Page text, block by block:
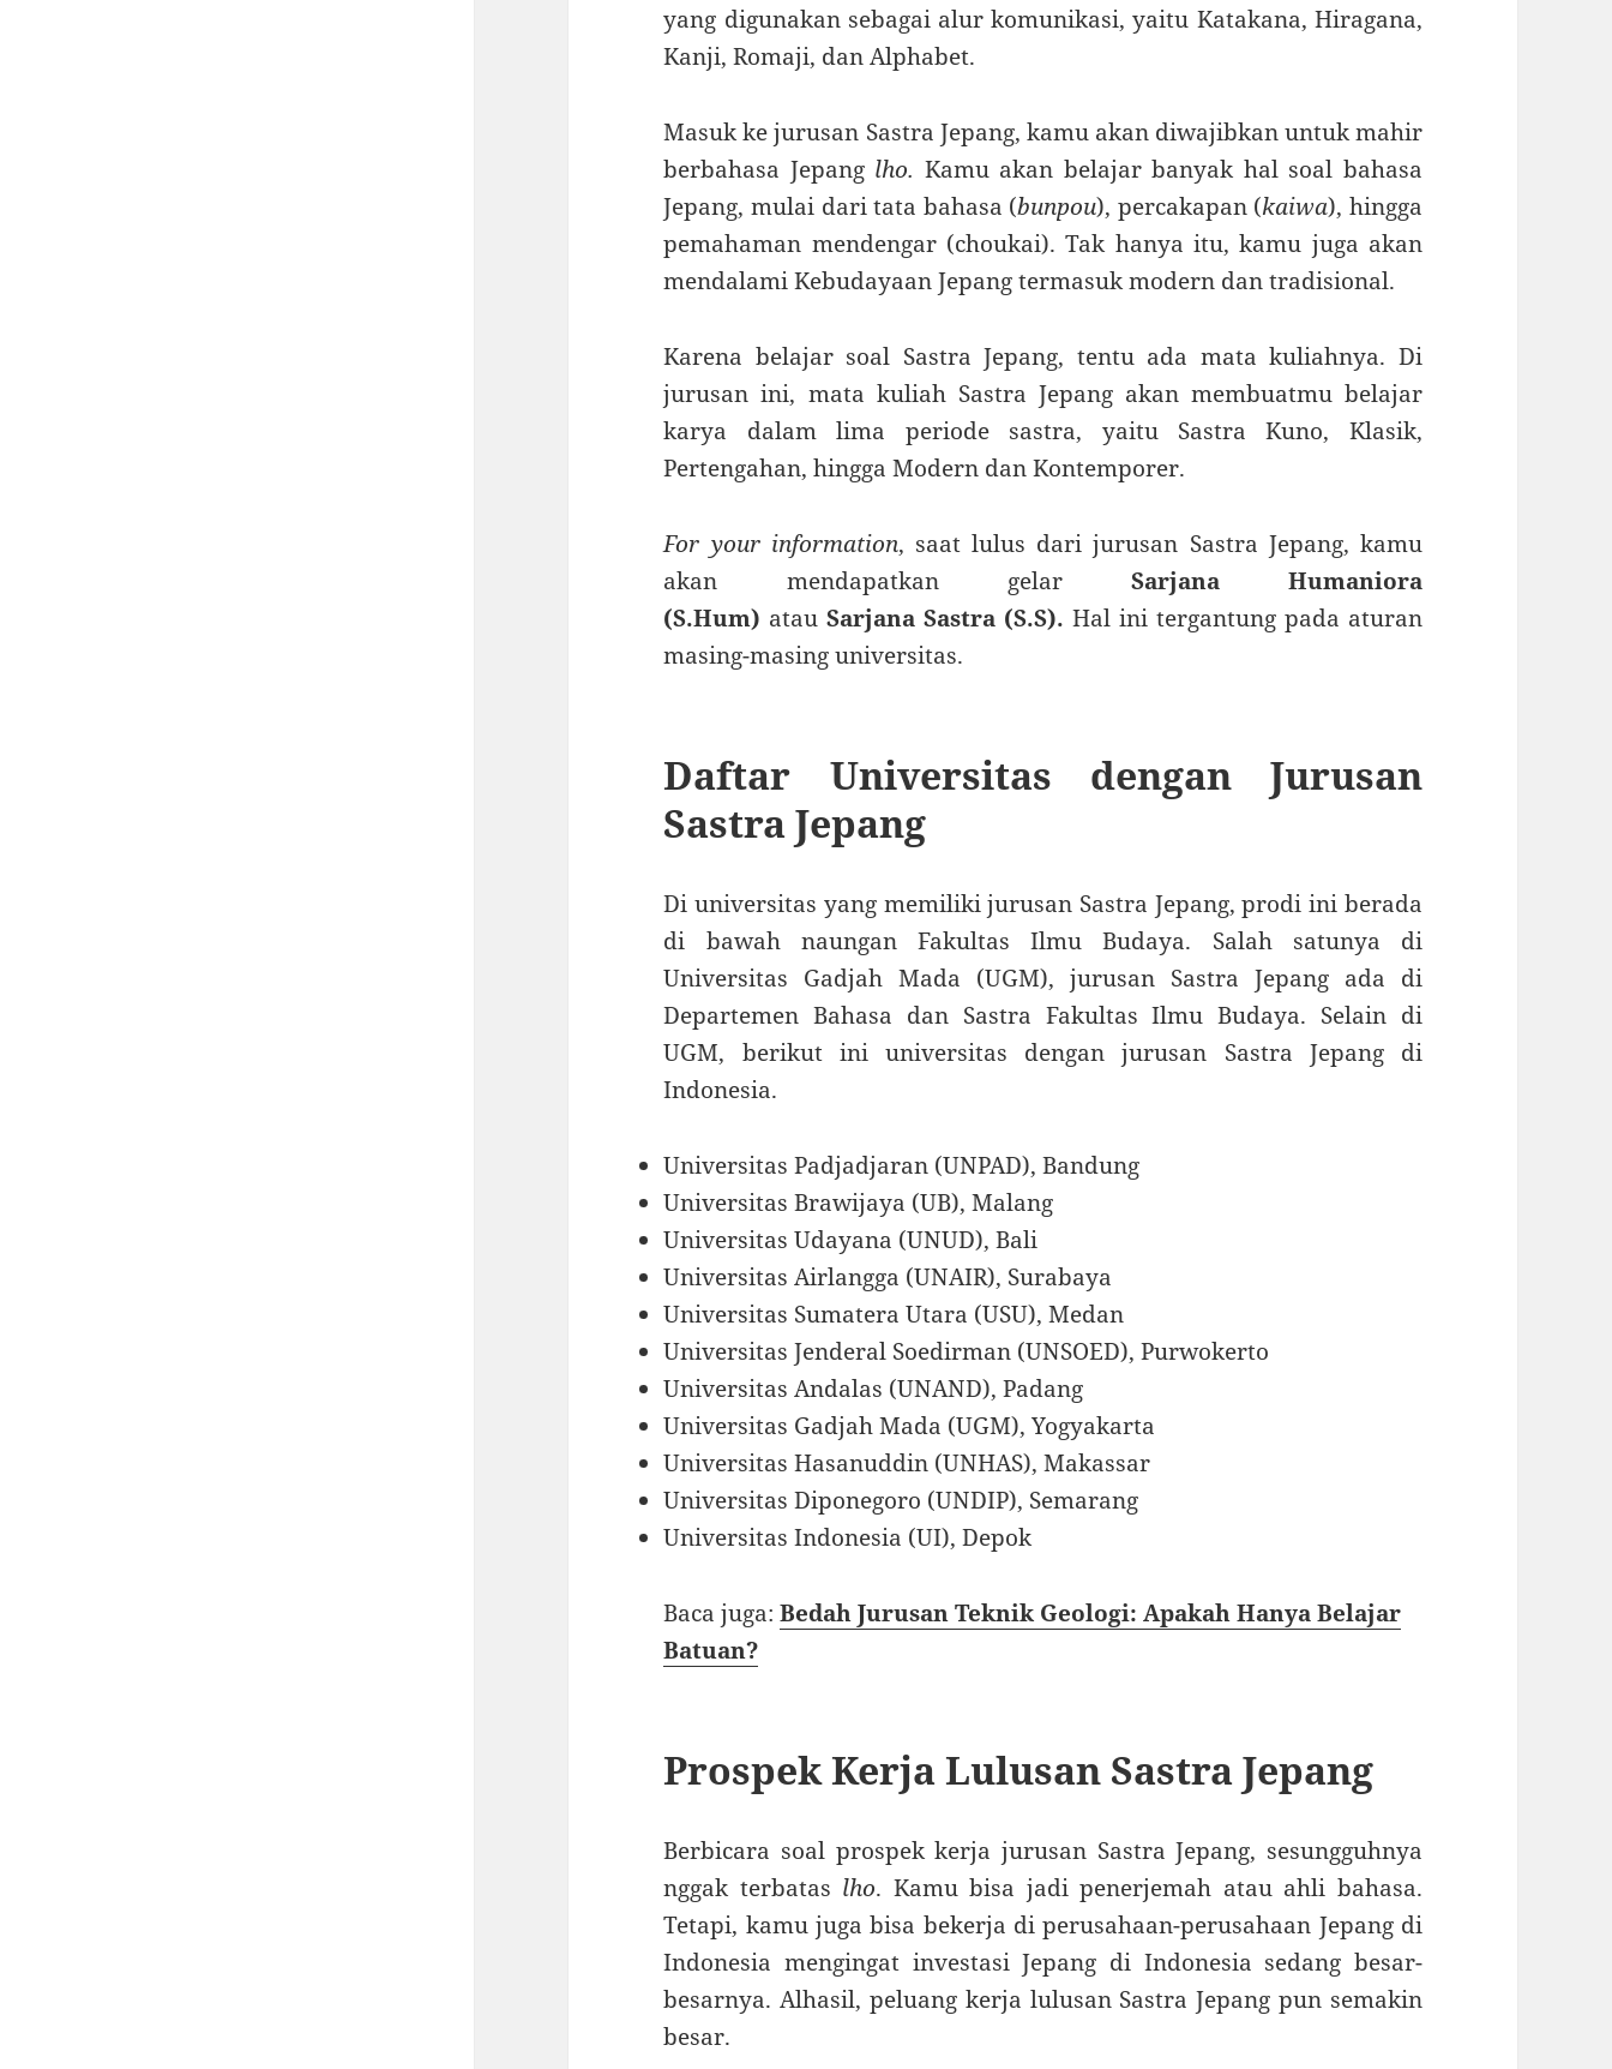
yang digunakan sebagai alur komunikasi, yaitu Katakana, Hiragana,
Kanji, Romaji, dan Alphabet.
Masuk ke jurusan Sastra Jepang, kamu akan diwajibkan untuk mahir
berbahasa Jepang lho. Kamu akan belajar banyak hal soal bahasa
Jepang, mulai dari tata bahasa (bunpou), percakapan (kaiwa), hingga
pemahaman mendengar (choukai). Tak hanya itu, kamu juga akan
mendalami Kebudayaan Jepang termasuk modern dan tradisional.
Karena belajar soal Sastra Jepang, tentu ada mata kuliahnya. Di
jurusan ini, mata kuliah Sastra Jepang akan membuatmu belajar
karya dalam lima periode sastra, yaitu Sastra Kuno, Klasik,
Pertengahan, hingga Modern dan Kontemporer.
For your information, saat lulus dari jurusan Sastra Jepang, kamu
akan mendapatkan gelar Sarjana Humaniora
(S.Hum) atauSarjana Sastra (S.S). Hal ini tergantung pada aturan
masing-masing universitas.
Daftar Universitas dengan Jurusan
Sastra Jepang
Di universitas yang memiliki jurusan Sastra Jepang, prodi ini berada
di bawah naungan Fakultas Ilmu Budaya. Salah satunya di
Universitas Gadjah Mada (UGM), jurusan Sastra Jepang ada di
Departemen Bahasa dan Sastra Fakultas Ilmu Budaya. Selain di
UGM, berikut ini universitas dengan jurusan Sastra Jepang di
Indonesia.
Universitas Padjadjaran (UNPAD), Bandung
Universitas Brawijaya (UB), Malang
Universitas Udayana (UNUD), Bali
Universitas Airlangga (UNAIR), Surabaya
Universitas Sumatera Utara (USU), Medan
Universitas Jenderal Soedirman (UNSOED), Purwokerto
Universitas Andalas (UNAND), Padang
Universitas Gadjah Mada (UGM), Yogyakarta
Universitas Hasanuddin (UNHAS), Makassar
Universitas Diponegoro (UNDIP), Semarang
Universitas Indonesia (UI), Depok
Baca juga:Bedah Jurusan Teknik Geologi: Apakah Hanya Belajar
Batuan?
Prospek Kerja Lulusan Sastra Jepang
Berbicara soal prospek kerja jurusan Sastra Jepang, sesungguhnya
nggak terbatas lho. Kamu bisa jadi penerjemah atau ahli bahasa.
Tetapi, kamu juga bisa bekerja di perusahaan-perusahaan Jepang di
Indonesia mengingat investasi Jepang di Indonesia sedang besar-
besarnya. Alhasil, peluang kerja lulusan Sastra Jepang pun semakin
besar.